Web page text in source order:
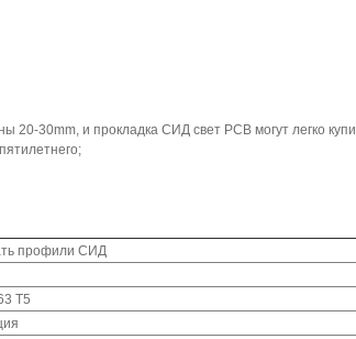
30mm, и прокладка СИД свет PCB могут легко
профили СИД
T5